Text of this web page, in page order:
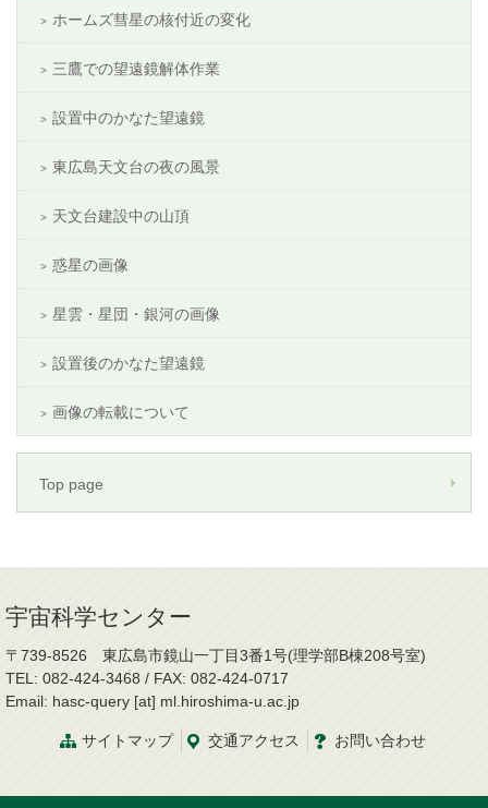
ホームズ彗星の核付近の変化
三鷹での望遠鏡解体作業
設置中のかなた望遠鏡
東広島天文台の夜の風景
天文台建設中の山頂
惑星の画像
星雲・星団・銀河の画像
設置後のかなた望遠鏡
画像の転載について
Top page
宇宙科学センター
〒739-8526 東広島市鏡山一丁目3番1号(理学部B棟208号室)
TEL: 082-424-3468 / FAX: 082-424-0717
Email: hasc-query [at] ml.hiroshima-u.ac.jp
サイトマップ 交通アクセス お問い合わせ